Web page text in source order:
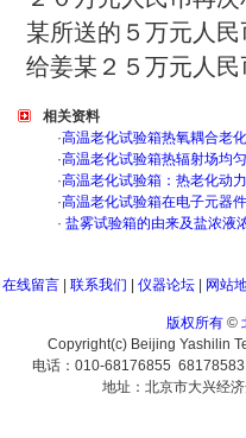
某所送的５万元人
给姜某２５万元人
相关资料
·高温老化试验箱热氧耦合老
·高温老化试验箱热辐射场均
·高温老化试验箱：热老化动
·高温老化试验箱在电子元器
· 盐雾试验箱的由来及盐浓液
在线留言| 联系我们 仪器论坛| 网站
版权所有©
Copyright(c) Beijing Yashilin
电话：010-68176855
地址：北京市大兴经